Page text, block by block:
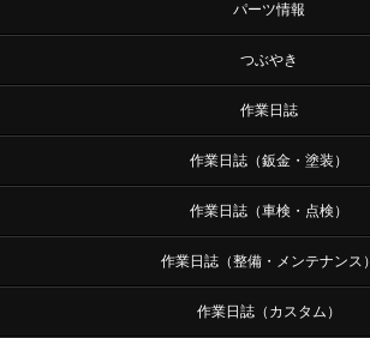
パーツ情報
つぶやき
作業日誌
作業日誌（鈑金・塗装）
作業日誌（車検・点検）
作業日誌（整備・メンテナンス）
作業日誌（カスタム）